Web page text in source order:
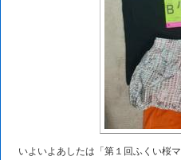
いよいよあしたは「第１回ふくい桜マ